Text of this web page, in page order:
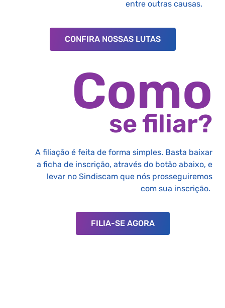
entre outras causas.
CONFIRA NOSSAS LUTAS
Como
se filiar?
A filiação é feita de forma simples. Basta baixar
a ficha de inscrição, através do botão abaixo, e
levar no Sindiscam que nós prosseguiremos
com sua inscrição.
FILIA-SE AGORA